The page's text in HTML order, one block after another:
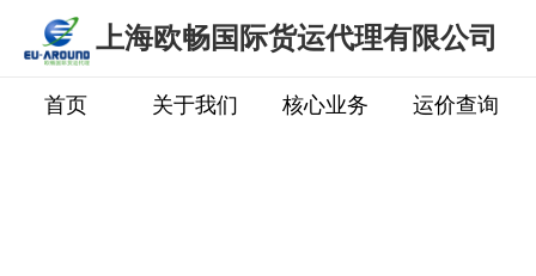
上海欧畅国际货运代理有限公司
运价查询
核心业务
关于我们
首页